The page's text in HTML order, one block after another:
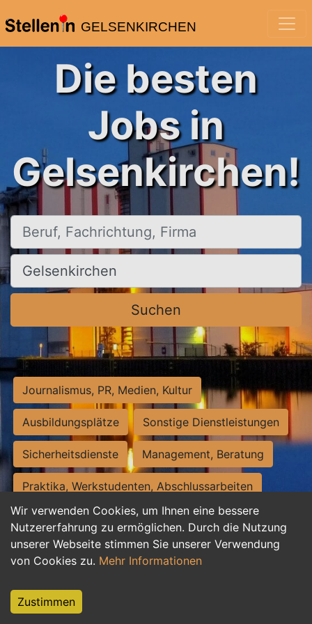
GELSENKIRCHEN
Wir verwenden Cookies, um Ihnen eine bessere
Nutzererfahrung zu ermöglichen. Durch die Nutzung
unserer Webseite stimmen Sie unserer Verwendung
von Cookies zu. Mehr Informationen
Zustimmen
Die besten
Jobs in
Gelsenkirchen!
Beruf, Fachrichtung, Firma
Ort, Stadt
Suchen
Journalismus, PR, Medien, Kultur
Ausbildungsplätze Sonstige Dienstleistungen
Sicherheitsdienste Management, Beratung
Praktika, Werkstudenten, Abschlussarbeiten
Personalwesen Assistenz, Sekretariat
Hilfskräfte, Aushilfs- und Nebenjobs
Weiterbildung, Studium, duale Ausbildung